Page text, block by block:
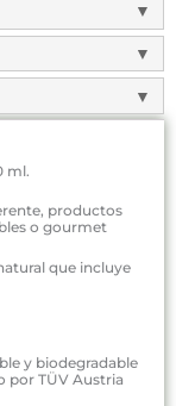
ml.
productos
o gourmet
que incluye
y biodegradable
por TÜV Austria